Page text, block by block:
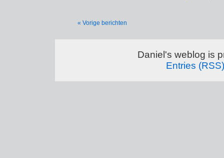
« Vorige berichten
Daniel's weblog is
Entries (RSS)